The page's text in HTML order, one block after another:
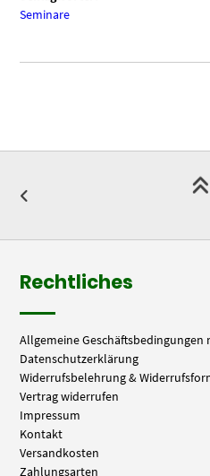
Seminare
Rechtliches
Allgemeine
Datenschutzerklärung
Widerrufsbelehrung &
Vertrag widerrufen
Impressum
Kontakt
Versandkosten
Zahlungsarten